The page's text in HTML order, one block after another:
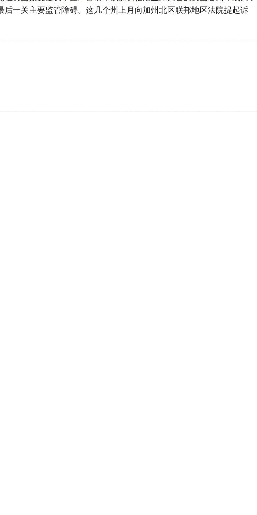
后一关主要监管障碍。这几个州上月向加州北区联邦地区法院提起诉